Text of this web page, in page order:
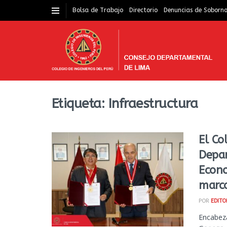
Bolsa de Trabajo Directorio Denuncias de Soborno
Etiqueta: Infraestructura
El
POR